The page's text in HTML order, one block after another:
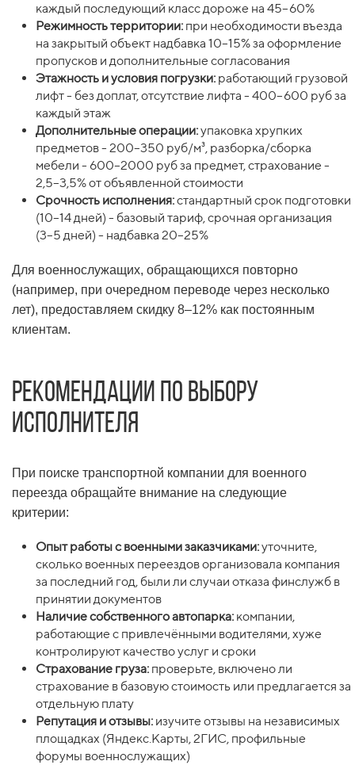
каждый последующий класс дороже на 45–60%
Режимность территории: при необходимости въезда
на закрытый объект надбавка 10–15% за оформление
пропусков и дополнительные согласования
Этажность и условия погрузки: работающий грузовой
лифт - без доплат, отсутствие лифта - 400–600 руб за
каждый этаж
Дополнительные операции:упаковка хрупких
предметов - 200–350 руб/м³, разборка/сборка
мебели - 600–2000 руб за предмет, страхование -
2,5–3,5% от объявленной стоимости
Срочность исполнения:стандартный срок подготовки
(10–14 дней) - базовый тариф, срочная организация
(3–5 дней) - надбавка 20–25%
Для военнослужащих, обращающихся повторно
(например, при очередном переводе через несколько
лет), предоставляем скидку 8–12% как постоянным
клиентам.
Рекомендации по выбору
исполнителя
При поиске транспортной компании для военного
переезда обращайте внимание на следующие
критерии:
Опыт работы с военными заказчиками:уточните,
сколько военных переездов организовала компания
за последний год, были ли случаи отказа финслужб в
принятии документов
Наличие собственного автопарка: компании,
работающие с привлечёнными водителями, хуже
контролируют качество услуг и сроки
Страхование груза: проверьте, включено ли
страхование в базовую стоимость или предлагается за
отдельную плату
Репутация и отзывы: изучите отзывы на независимых
площадках (Яндекс.Карты, 2ГИС, профильные
форумы военнослужащих)